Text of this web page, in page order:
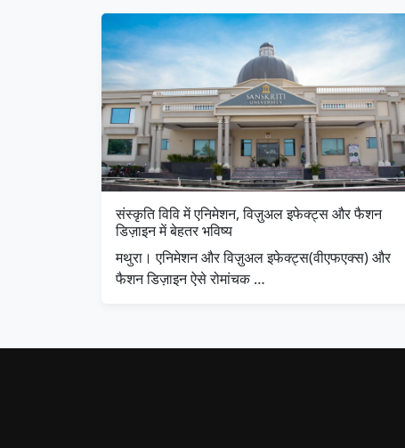
संस्कृति विवि में एनिमेशन, विज़ुअल इफेक्ट्स और फैशन
डिज़ाइन में बेहतर भविष्य
मथुरा। एनिमेशन और विज़ुअल इफेक्ट्स(वीएफएक्स) और
फैशन डिज़ाइन ऐसे रोमांचक …